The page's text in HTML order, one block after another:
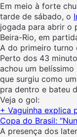
Em meio à forte
tarde de sábado, o
jogada para abrir o
Beira-Rio, em
A do primeiro turno
Perto dos 43
achou um
que surgiu como
pra dentro e bateu
Veja o gol:
+ Vaguinha explica
Copa do Brasil:
A presença dos